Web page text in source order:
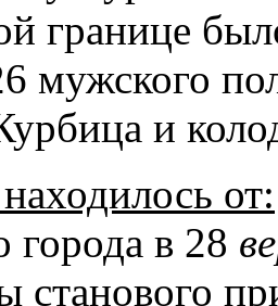
границе
мужского
и
от:
в 28
станового